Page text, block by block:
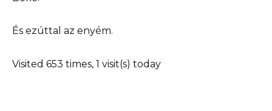
És ezúttal az enyém.
Visited 653 times, 1 visit(s) today